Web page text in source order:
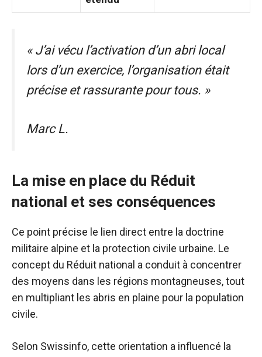
« J’ai vécu l’activation d’un abri local
lors d’un exercice, l’organisation était
précise et rassurante pour tous. »
Marc L.
La mise en place du Réduit
national et ses conséquences
Ce point précise le lien direct entre la doctrine
militaire alpine et la protection civile urbaine. Le
concept du Réduit national a conduit à concentrer
des moyens dans les régions montagneuses, tout
en multipliant les abris en plaine pour la population
civile.
Selon Swissinfo, cette orientation a influencé la